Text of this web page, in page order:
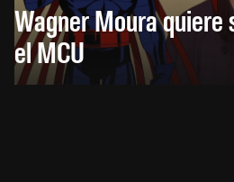
Wagner Moura quiere
el MCU